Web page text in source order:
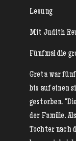
Lesung
Mit Judith
Fünfmal die
Greta war
bis auf einen
gestorben.
der Familie.
Tochter nach